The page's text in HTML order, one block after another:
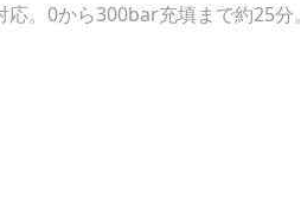
。0から300bar充填まで約25分。